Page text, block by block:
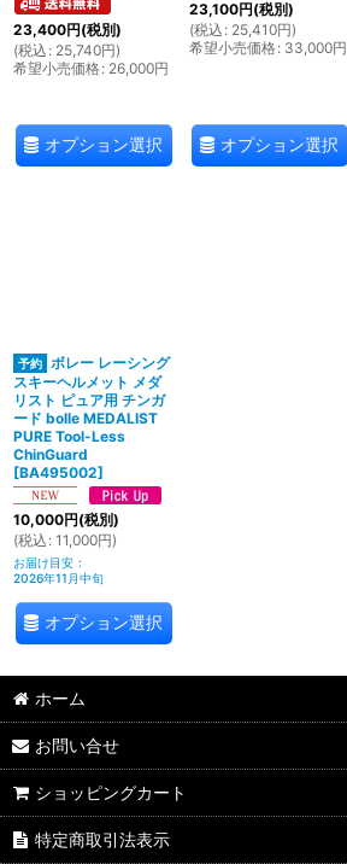
23,400円(税別)
(税込 : 25,740円)
希望小売価格: 26,000円
オプション選択
23,100円(税別)
(税込 : 25,410円)
希望小売価格: 33,000円
オプション選択
ボレー レーシング
スキーヘルメット メダ
リスト ピュア用 チンガ
ード bolle MEDALIST
PURE Tool-Less
ChinGuard
[BA495002]
10,000円(税別)
(税込 : 11,000円)
お届け目安 :
2026年11月中旬
オプション選択
ホーム
お問い合せ
ショッピングカート
特定商取引法表示